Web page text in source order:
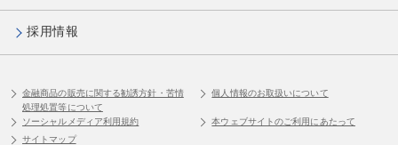
採用情報
金融商品の販売に関する勧誘方針・苦情
処理処置等について
個人情報のお取扱いについて
ソーシャルメディア利用規約
本ウェブサイトのご利用にあたって
サイトマップ